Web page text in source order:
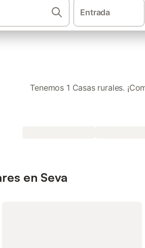
Entrada
Tenemos 1 Casas rurales.
en Seva